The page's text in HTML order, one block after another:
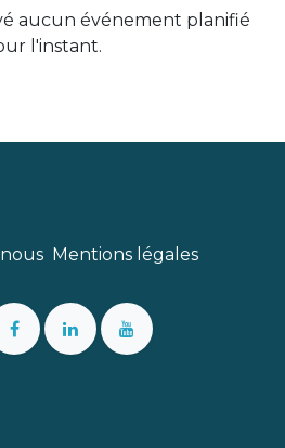
aucun événement planifié
l'instant.
Mentions légales